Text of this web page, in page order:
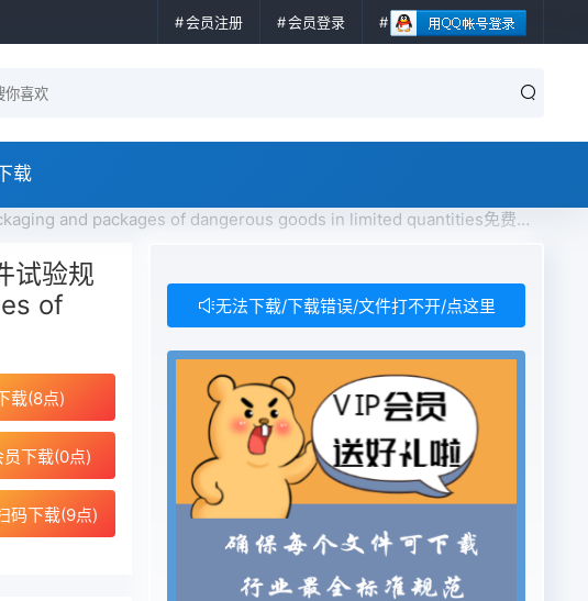
会员注册 会员登录
载
and packages of dangerous goods in limited quantities免费下载
试验规
of
载(8点)
员下载(0点)
码下载(9点)
无法下载/下载错误/文件打不开/点这里